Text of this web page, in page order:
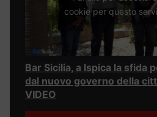
cookie per questo
Bar Sicilia, a Ispica la sfida
dal nuovo governo della
VIDEO